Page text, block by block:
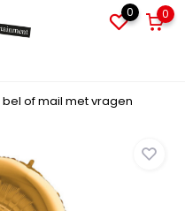
0 0
bel of mail met vragen